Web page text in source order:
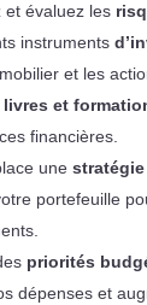
et évaluez les
instruments
et les
livres et
financières.
une stratégie
portefeuille
priorités
dépenses et